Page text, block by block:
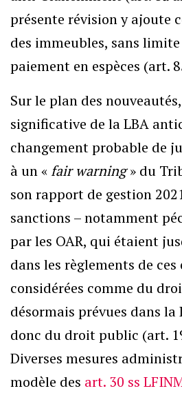
présente révision y ajoute
des immeubles, sans
paiement en espèces (art. 8
Sur le plan des
significative de la LBA
changement probable de
à un « fair warning» du
son rapport de gestion
sanctions – notamment
par les OAR, qui étaient
dans les règlements de
considérées comme du
désormais prévues dans
donc du droit public (art.
Diverses mesures
modèle des art. 30 ss